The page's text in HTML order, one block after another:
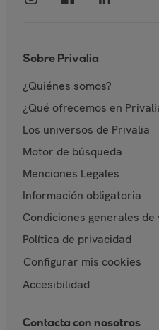
Sobre Privalia
¿Quiénes somos?
¿Qué ofrecemos en
Los universos de Privalia
Motor de búsqueda
Menciones Legales
Información obligatoria
Condiciones generales
Política de privacidad
Configurar mis cookies
Accesibilidad
Contacta con nosotros